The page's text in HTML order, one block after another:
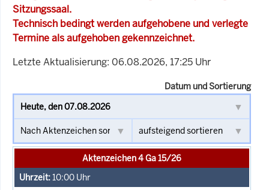
Sitzungssaal.
Technisch bedingt werden aufgehobene und verlegte
Termine als aufgehoben gekennzeichnet.
Letzte Aktualisierung: 06.08.2026, 17:25 Uhr
Datum und Sortierung
Aktenzeichen 4 Ga 15/26
10:00 Uhr